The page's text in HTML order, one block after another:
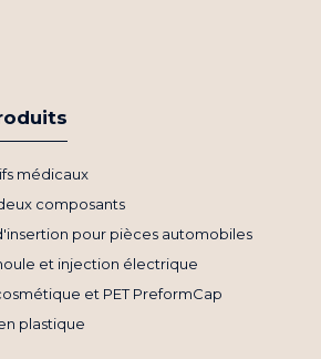
médicaux
composants
pour pièces automobiles
et injection électrique
et PET PreformCap
plastique